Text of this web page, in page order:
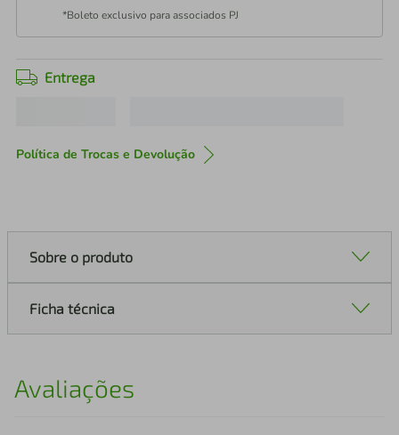
*Boleto exclusivo para associados PJ
Entrega
Política de Trocas e Devolução
Sobre o produto
Ficha técnica
Avaliações